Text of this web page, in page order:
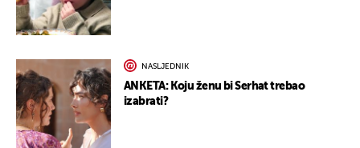
NASLJEDNIK
ANKETA: Koju ženu bi Serhat trebao
izabrati?